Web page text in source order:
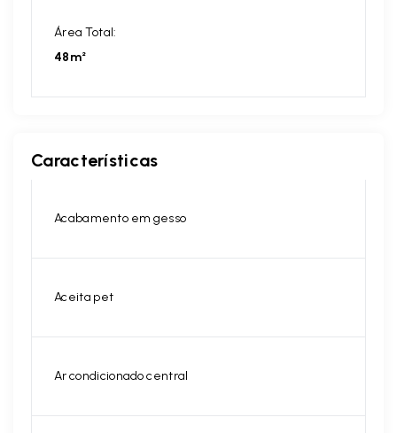
Área Total:
48m²
Características
Acabamento em gesso
Aceita pet
Ar condicionado central